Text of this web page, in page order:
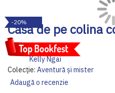
Casa de pe colina
Autor: Mikki Lish
Kelly Ngai
Colecție: Aventură și mister
Adaugă o recenzie
to
the
end
of
the
images
gallery
-20%